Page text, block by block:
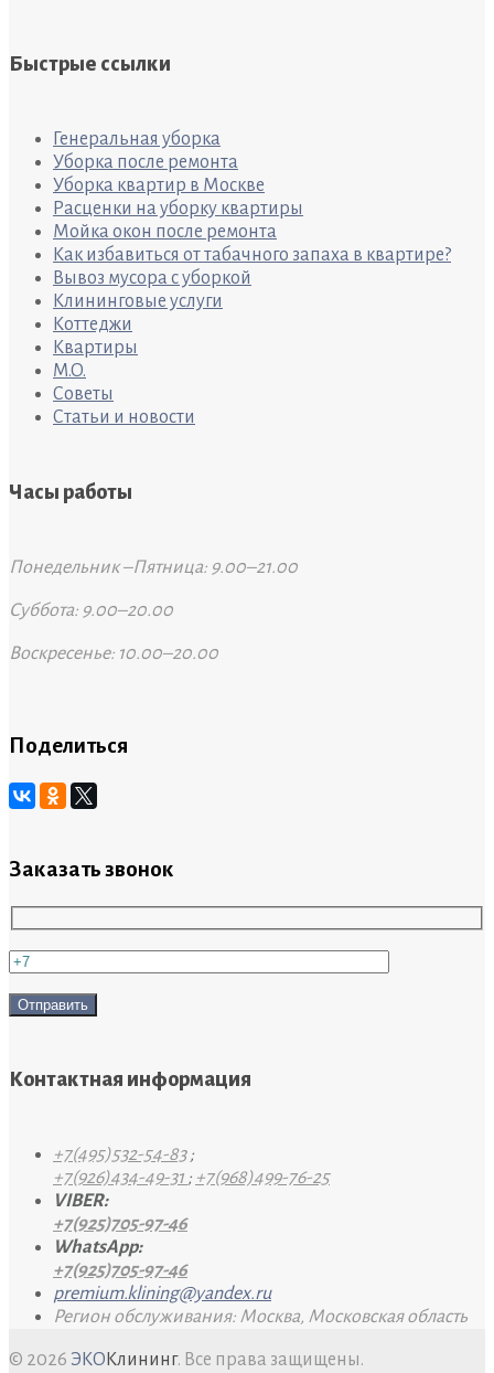
Быстрые ссылки
Генеральная уборка
Уборка после ремонта
Уборка квартир в Москве
Расценки на уборку квартиры
Мойка окон после ремонта
Как избавиться от табачного запаха в квартире?
Вывоз мусора с уборкой
Клининговые услуги
Коттеджи
Квартиры
M.O.
Советы
Статьи и новости
Часы работы
Понедельник –Пятница: 9.00–21.00
Суббота: 9.00–20.00
Воскресенье: 10.00–20.00
Поделиться
Заказать звонок
Контактная информация
+7(495)532-54-83 ;
+7(926)434-49-31 ; +7(968)499-76-25
VIBER:
+7(925)705-97-46
WhatsApp:
+7(925)705-97-46
premium.klining@yandex.ru
Регион обслуживания: Москва, Московская область
© 2026 ЭКО Клининг. Все права защищены.